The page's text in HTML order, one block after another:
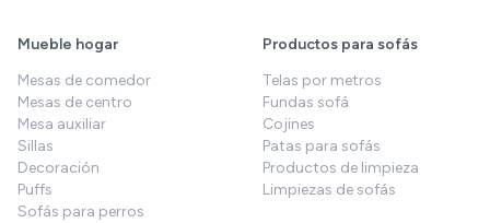
Mueble hogar
Mesas de comedor
Mesas de centro
Mesa auxiliar
Sillas
Decoración
Puffs
Sofás para perros
Productos para sofás
Telas por metros
Fundas sofá
Cojines
Patas para sofás
Productos de limpieza
Limpiezas de sofás